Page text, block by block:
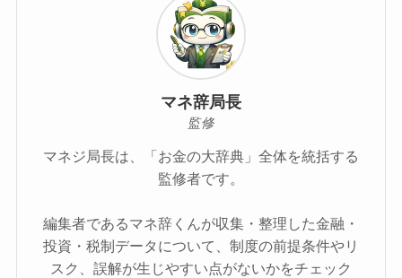
マネ辞局長
監修
マネジ局長は、「お金の大辞典」全体を統括する
監修者です。
編集者であるマネ辞くんが収集・整理した金融・
投資・税制データについて、制度の前提条件やリ
スク、誤解が生じやすい点がないかをチェック